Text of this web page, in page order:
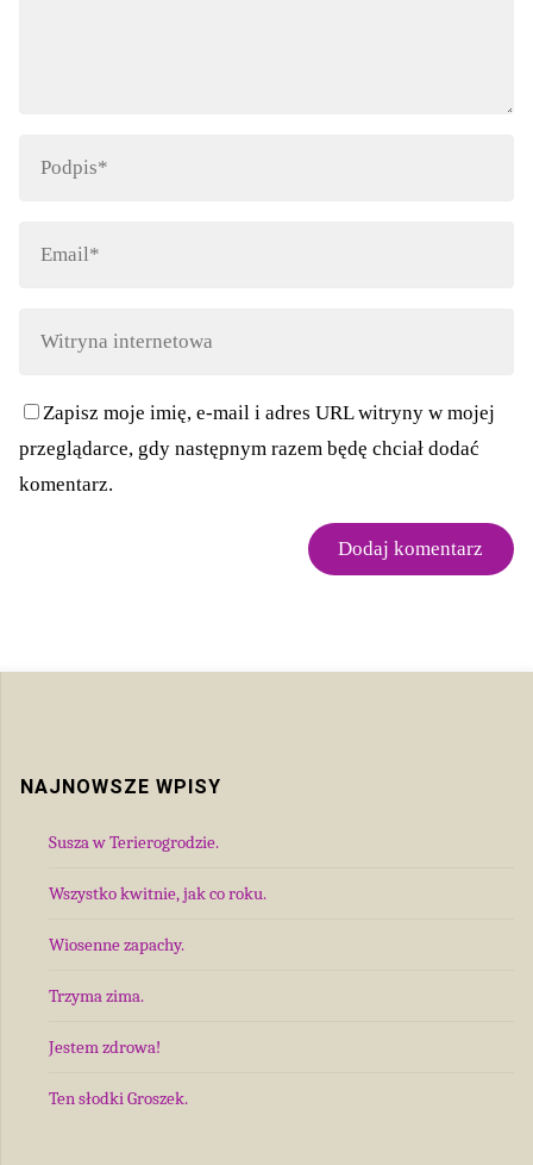
Zapisz moje imię, e-mail i adres URL witryny w mojej
przeglądarce, gdy następnym razem będę chciał dodać
komentarz.
NAJNOWSZE WPISY
Susza w Terierogrodzie.
Wszystko kwitnie, jak co roku.
Wiosenne zapachy.
Trzyma zima.
Jestem zdrowa!
Ten słodki Groszek.